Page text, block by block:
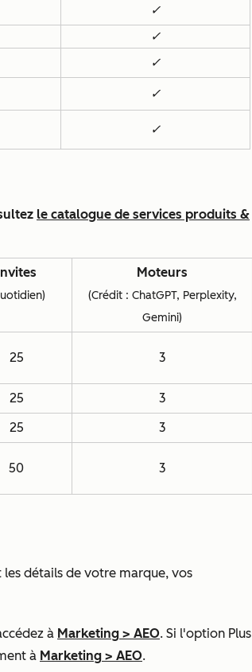
✓
✓
✓
✓
✓
le catalogue de services produits &
Moteurs
(Crédit : ChatGPT, Perplexity,
Gemini)
25 3
25
3
25
3
50 3
détails de votre marque, vos
à Marketing > AEO. Si l'option Plus
à Marketing > AEO.